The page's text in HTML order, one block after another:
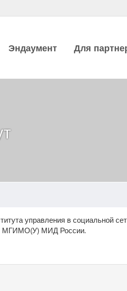
Эндаумент Для
управления в социальной
МГИМО(У) МИД России.